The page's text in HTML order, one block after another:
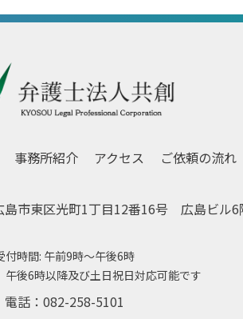
事務所紹介 アクセス ご依頼の流れ
島市東区光町1丁目12番16号 広島ビル6
付時間: 午前9時～午後6時
午後6時以降及び土日祝日対応可能です
電話： 082-258-5101